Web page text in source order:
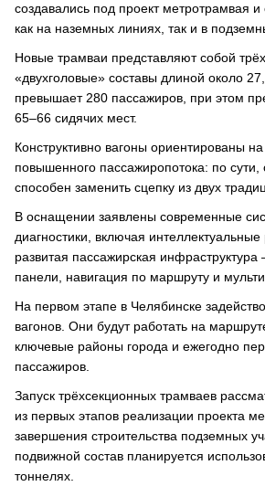
создавались под проект метротрамвая
как на наземных линиях, так и в
Новые трамваи представляют собой
«двухголовые» составы длиной около
превышает 280 пассажиров, при этом
65–66 сидячих мест.
Конструктивно вагоны ориентированы
повышенного пассажиропотока: по сути,
способен заменить сцепку из двух
В оснащении заявлены современные
диагностики, включая
развитая пассажирская
панели, навигация по маршруту и
На первом этапе в Челябинске
вагонов. Они будут работать на
ключевые районы города и ежегодно
пассажиров.
Запуск трёхсекционных трамваев
из первых этапов реализации проекта
завершения строительства подземных
подвижной состав планируется
тоннелях.